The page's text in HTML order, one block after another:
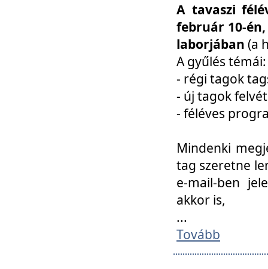
A tavaszi
február 10-
laborjában (a
A gyűlés témái:
- régi tagok
- új tagok
- féléves
Mindenki
tag szeretne
e-mail-ben
akkor is,
...
Tovább